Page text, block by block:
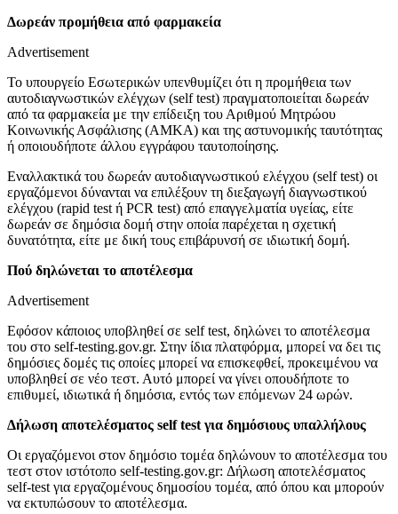
Δωρεάν προμήθεια από φαρμακεία
Advertisement
Το υπουργείο Εσωτερικών υπενθυμίζει ότι η προμήθεια των
αυτοδιαγνωστικών ελέγχων (self test) πραγματοποιείται δωρεάν
από τα φαρμακεία με την επίδειξη του Αριθμού Μητρώου
Κοινωνικής Ασφάλισης (ΑΜΚΑ) και της αστυνομικής ταυτότητας
ή οποιουδήποτε άλλου εγγράφου ταυτοποίησης.
Εναλλακτικά του δωρεάν αυτοδιαγνωστικού ελέγχου (self test) οι
εργαζόμενοι δύνανται να επιλέξουν τη διεξαγωγή διαγνωστικού
ελέγχου (rapid test ή PCR test) από επαγγελματία υγείας, είτε
δωρεάν σε δημόσια δομή στην οποία παρέχεται η σχετική
δυνατότητα, είτε με δική τους επιβάρυνσή σε ιδιωτική δομή.
Πού δηλώνεται το αποτέλεσμα
Advertisement
Εφόσον κάποιος υποβληθεί σε self test, δηλώνει το αποτέλεσμα
του στο self-testing.gov.gr. Στην ίδια πλατφόρμα, μπορεί να δει τις
δημόσιες δομές τις οποίες μπορεί να επισκεφθεί, προκειμένου να
υποβληθεί σε νέο τεστ. Αυτό μπορεί να γίνει οπουδήποτε το
επιθυμεί, ιδιωτικά ή δημόσια, εντός των επόμενων 24 ωρών.
Δήλωση αποτελέσματος self test για δημόσιους υπαλλήλους
Οι εργαζόμενοι στον δημόσιο τομέα δηλώνουν το αποτέλεσμα του
τεστ στον ιστότοπο self-testing.gov.gr: Δήλωση αποτελέσματος
self-test για εργαζομένους δημοσίου τομέα, από όπου και μπορούν
να εκτυπώσουν το αποτέλεσμα.